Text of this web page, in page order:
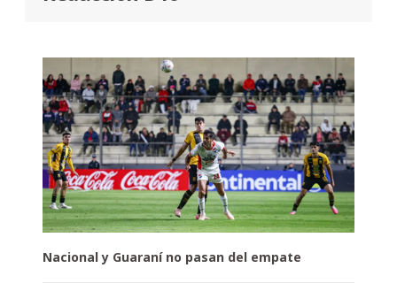
Nacional y Guaraní no pasan del empate